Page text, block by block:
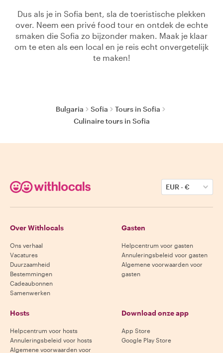
Dus als je in Sofia bent, sla de toeristische plekken
over. Neem een privé food tour en ontdek de echte
smaken die Sofia zo bijzonder maken. Maak je klaar
om te eten als een local en je reis echt onvergetelijk
te maken!
Bulgaria Sofia
Tours in Sofia
Culinaire tours in Sofia
EUR-€
Over Withlocals
Ons verhaal
Vacatures
Duurzaamheid
Bestemmingen
Cadeaubonnen
Samenwerken
Gasten
Helpcentrum voor gasten
Annuleringsbeleid voor gasten
Algemene voorwaarden voor
gasten
Hosts
Helpcentrum voor hosts
Annuleringsbeleid voor hosts
Algemene voorwaarden voor
Download onze app
App Store
Google Play Store